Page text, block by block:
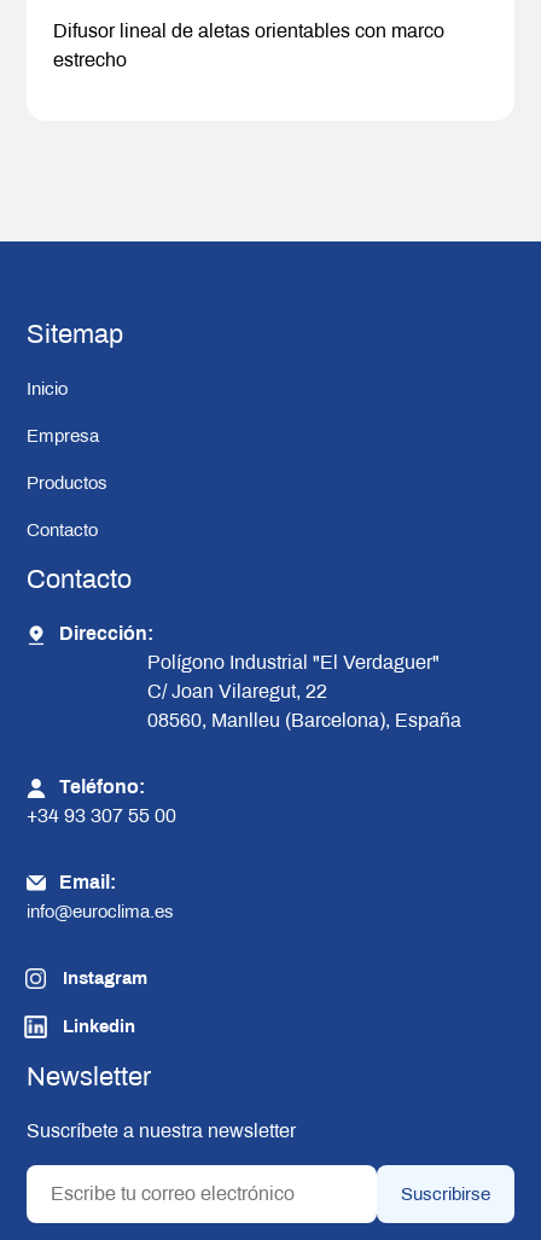
Difusor lineal de aletas orientables con marco
estrecho
Sitemap
Inicio
Empresa
Productos
Contacto
Contacto
Dirección:
Polígono Industrial "El Verdaguer"
C/ Joan Vilaregut, 22
08560, Manlleu (Barcelona), España
Teléfono:
+34 93 307 55 00
Email:
info@euroclima.es
Instagram
Linkedin
Newsletter
Suscríbete a nuestra newsletter